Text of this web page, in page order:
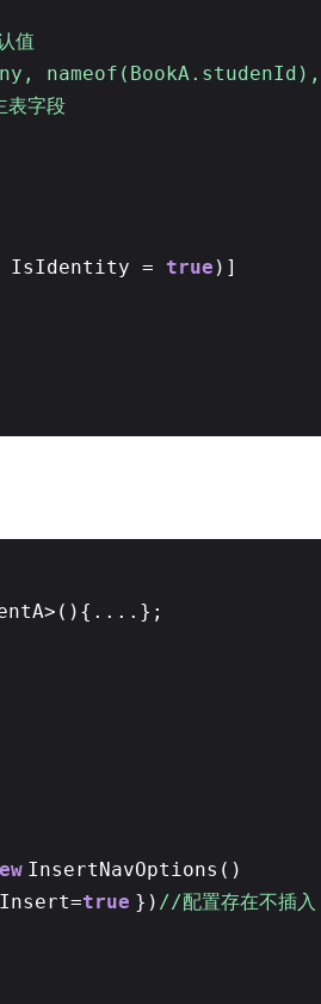
值
表字段
IsIdentity = true )]
InsertNavOptions()
true }) //配置存在不插入